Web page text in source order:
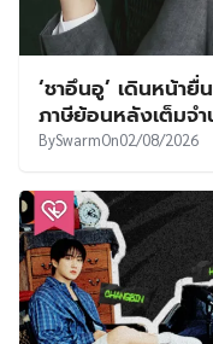
‘ชาอึนอู’ เดินหน้า
ภาษีย้อนหลังเต็มจ
BySwarmOn02/08/2026